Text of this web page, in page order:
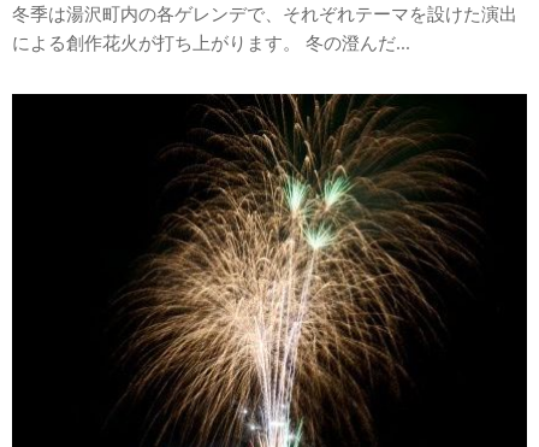
冬季は湯沢町内の各ゲレンデで、それぞれテーマを設けた演出
による創作花火が打ち上がります。 冬の澄んだ...